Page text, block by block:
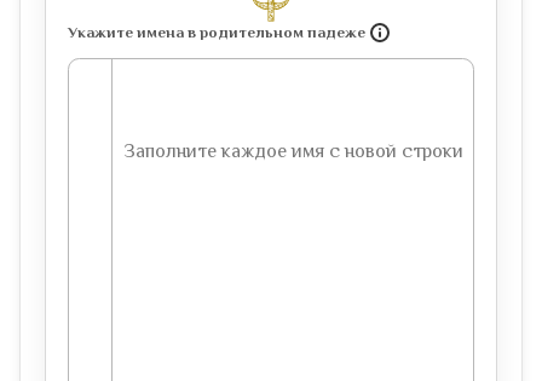
Укажите имена в родительном падеже